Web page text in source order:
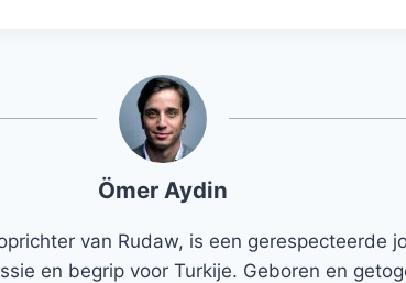
Ömer Aydin
van Rudaw, is een gerespecteerde
en begrip voor Turkije. Geboren en